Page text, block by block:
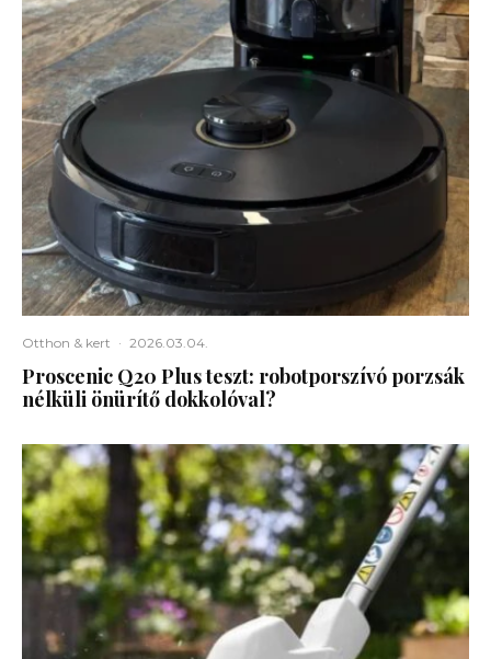
Otthon & kert · 2026.03.04.
Proscenic Q20 Plus teszt: robotporszívó porzsák
nélküli önürítő dokkolóval?